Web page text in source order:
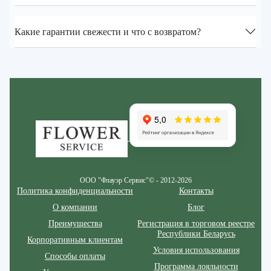
Какие гарантии свежести и что с возвратом?
ООО "Флауэр Сервис"© - 2012-2026
Политика конфиденциальности
О компании
Преимущества
Корпоративным клиентам
Способы оплаты
Контакты
Блог
Регистрация в торговом реестре
Республики Беларусь
Условия использования
Программа лояльности